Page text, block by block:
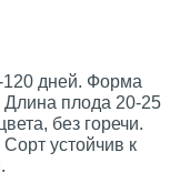
120 дней. Форма
Длина плода 20-25
без горечи.
устойчив к